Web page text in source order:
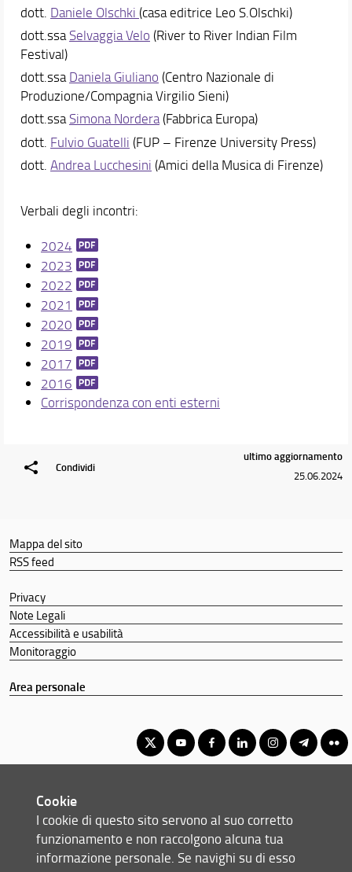
dott. Daniele Olschki (casa editrice Leo S.Olschki)
dott.ssaSelvaggia Velo (River to River Indian Film
Festival)
dott.ssaDaniela Giuliano (Centro Nazionale di
Produzione/Compagnia Virgilio Sieni)
dott.ssaSimona Nordera(Fabbrica Europa)
dott. Fulvio Guatelli (FUP – Firenze University Press)
dott. Andrea Lucchesini (Amici della Musica di Firenze)
Verbali degli incontri:
2024
2023
2022
2021
2020
2019
2017
2016
Corrispondenza con enti esterni
Condividi
ultimo aggiornamento
25.06.2024
Mappa del sito
RSS feed
Privacy
Note Legali
Accessibilità e usabilità
Monitoraggio
Area personale
© Copyright 2012-2026 Università degli Studi di Firenze UNIFI
P.IVA/Cod.Fis 01279680480
Cookie
I cookie di questo sito servono al suo corretto
funzionamento e non raccolgono alcuna tua
informazione personale. Se navighi su di esso